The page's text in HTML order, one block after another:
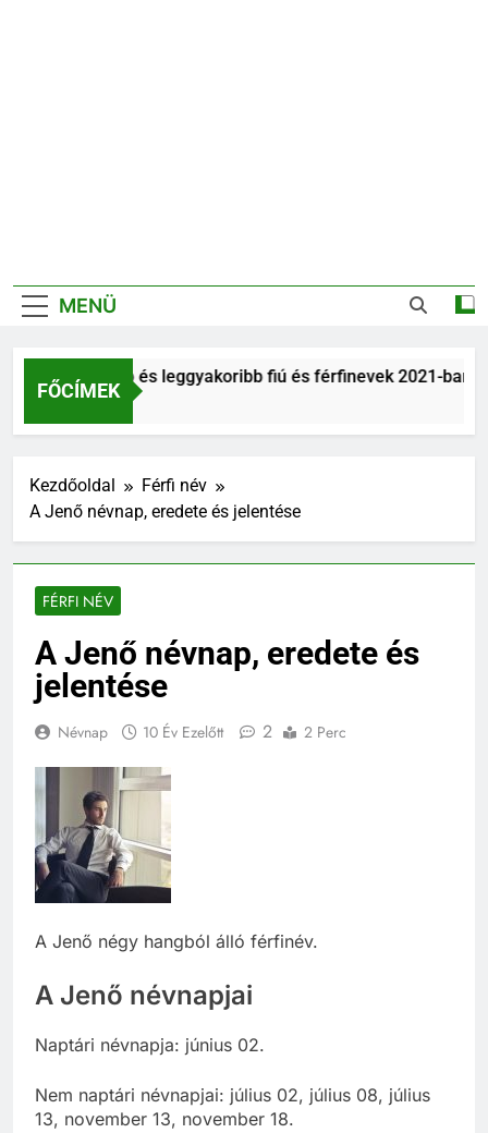
MENÜ
FŐCÍMEK
és leggyakoribb fiú és férfinevek 2021-ban
Év Ezelőtt
Kezdőoldal
Férfi név
A Jenő névnap, eredete és jelentése
FÉRFI NÉV
A Jenő névnap, eredete és
jelentése
Névnap 10 Év Ezelőtt 2 2 Perc
A Jenő négy hangból álló férfinév.
A Jenő névnapjai
Naptári névnapja: június 02.
Nem naptári névnapjai: július 02, július 08, július
13, november 13, november 18.